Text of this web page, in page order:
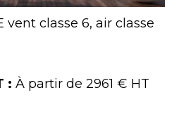
vent classe 6, air classe
: À partir de 2961 € HT